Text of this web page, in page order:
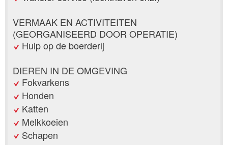
VERMAAK EN ACTIVITEITEN
(GEORGANISEERD DOOR OPERATIE)
Hulp op de boerderij
DIEREN IN DE OMGEVING
Fokvarkens
Honden
Katten
Melkkoeien
Schapen